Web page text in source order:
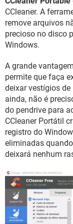
GUIA DE COMPRAS
CCleaner. A
remove arquivos
precioso no disco
Windows.
A grande
permite que faça
deixar vestígios
ainda, não é
do pendrive para
CCleaner Portátil
registro do
eliminadas
deixará nenhum